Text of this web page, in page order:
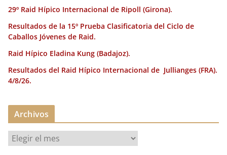
29º Raid Hípico Internacional de Ripoll (Girona).
Resultados de la 15º Prueba Clasificatoria del Ciclo de
Caballos Jóvenes de Raid.
Raid Hípico Eladina Kung (Badajoz).
Resultados del Raid Hípico Internacional de Jullianges (FRA).
4/8/26.
Archivos
r